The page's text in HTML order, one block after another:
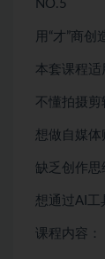
NO.5
用“才”商
本套课程适
不懂拍摄剪
想做自媒体
缺乏创作思
想通过AI工
课程内容：